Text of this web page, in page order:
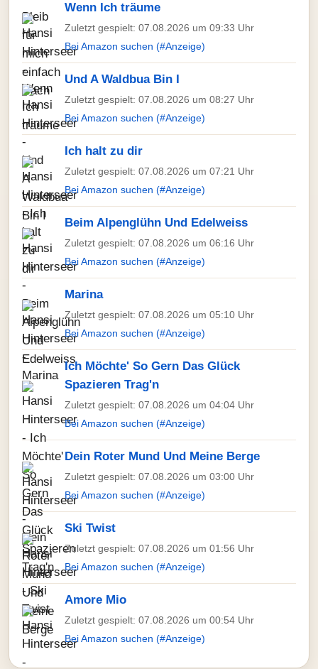
Wenn Ich träume
Zuletzt gespielt: 07.08.2026 um 09:33 Uhr
Bei Amazon suchen (#Anzeige)
Und A Waldbua Bin I
Zuletzt gespielt: 07.08.2026 um 08:27 Uhr
Bei Amazon suchen (#Anzeige)
Ich halt zu dir
Zuletzt gespielt: 07.08.2026 um 07:21 Uhr
Bei Amazon suchen (#Anzeige)
Beim Alpenglühn Und Edelweiss
Zuletzt gespielt: 07.08.2026 um 06:16 Uhr
Bei Amazon suchen (#Anzeige)
Marina
Zuletzt gespielt: 07.08.2026 um 05:10 Uhr
Bei Amazon suchen (#Anzeige)
Ich Möchte' So Gern Das Glück
Spazieren Trag'n
Zuletzt gespielt: 07.08.2026 um 04:04 Uhr
Bei Amazon suchen (#Anzeige)
Dein Roter Mund Und Meine Berge
Zuletzt gespielt: 07.08.2026 um 03:00 Uhr
Bei Amazon suchen (#Anzeige)
Ski Twist
Zuletzt gespielt: 07.08.2026 um 01:56 Uhr
Bei Amazon suchen (#Anzeige)
Amore Mio
Zuletzt gespielt: 07.08.2026 um 00:54 Uhr
Bei Amazon suchen (#Anzeige)